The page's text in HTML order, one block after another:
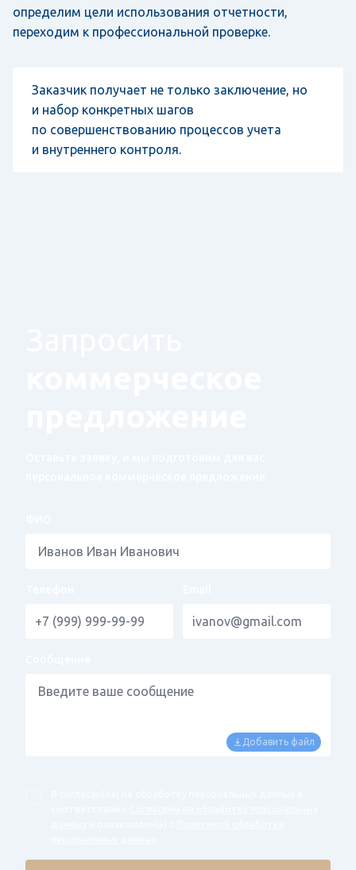
определим цели использования отчетности,
переходим к профессиональной проверке.
Заказчик получает не только заключение, но
и набор конкретных шагов
по совершенствованию процессов учета
и внутреннего контроля.
Добавить файл